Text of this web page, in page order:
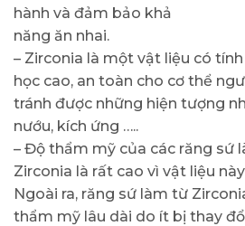
hành và đảm bảo khả
năng ăn nhai.
– Zirconia là một vật liệu có
học cao, an toàn cho cơ thể
tránh được những hiện tượng
nướu, kích ứng …..
– Độ thẩm mỹ của các răng sứ
Zirconia là rất cao vì vật liệu
Ngoài ra, răng sứ làm từ
thẩm mỹ lâu dài do ít bị thay